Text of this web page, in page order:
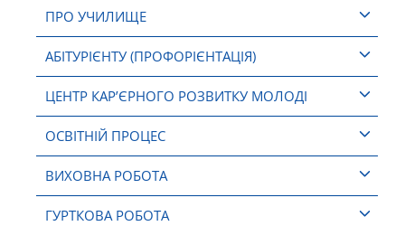
ПРО УЧИЛИЩЕ
АБІТУРІЄНТУ (ПРОФОРІЄНТАЦІЯ)
ЦЕНТР КАР’ЄРНОГО РОЗВИТКУ МОЛОДІ
ОСВІТНІЙ ПРОЦЕС
ВИХОВНА РОБОТА
ГУРТКОВА РОБОТА